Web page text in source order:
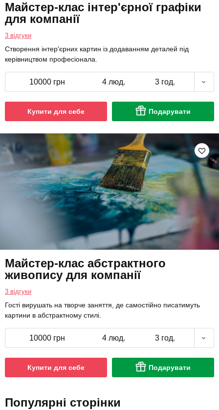
Майстер-клас інтер'єрної графіки
для компанії
3 відгуки
Створення інтер'єрних картин із додаванням деталей під
керівництвом професіонала.
10000 грн 4 люд. 3 год.
Купити для себе Подарувати
Майстер-клас абстрактного
живопису для компанії
3 відгуки
Гості вирушать на творче заняття, де самостійно писатимуть
картини в абстрактному стилі.
10000 грн 4 люд. 3 год.
Купити для себе Подарувати
Популярні сторінки